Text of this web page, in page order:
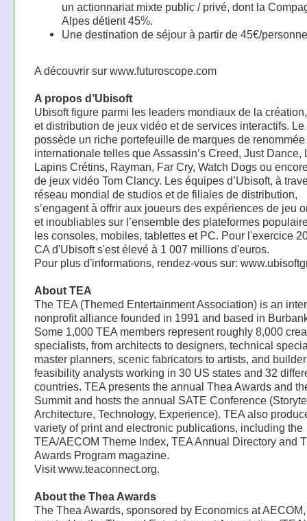
un actionnariat mixte public / privé, dont la
Alpes détient 45%.
Une destination de séjour à partir de 45€/
A découvrir sur www.futuroscope.com
A propos d’Ubisoft
Ubisoft figure parmi les leaders mondiaux de la
et distribution de jeux vidéo et de services interactifs.
possède un riche portefeuille de marques de renommée
internationale telles que Assassin’s Creed, Just Dance,
Lapins Crétins, Rayman, Far Cry, Watch Dogs ou
de jeux vidéo Tom Clancy. Les équipes d’Ubisoft, à
réseau mondial de studios et de filiales de distribution,
s’engagent à offrir aux joueurs des expériences de jeu
et inoubliables sur l’ensemble des plateformes
les consoles, mobiles, tablettes et PC. Pour l'exercice
CA d'Ubisoft s'est élevé à 1 007 millions d'euros.
Pour plus d'informations, rendez-vous sur:
About TEA
The TEA (Themed Entertainment Association) is an
nonprofit alliance founded in 1991 and based in
Some 1,000 TEA members represent roughly 8,000
specialists, from architects to designers, technical
master planners, scenic fabricators to artists, and
feasibility analysts working in 30 US states and 32
countries. TEA presents the annual Thea Awards and
Summit and hosts the annual SATE Conference
Architecture, Technology, Experience). TEA also
variety of print and electronic publications, including the
TEA/AECOM Theme Index, TEA Annual Directory and
Awards Program magazine.
Visit www.teaconnect.org.
About the Thea Awards
The Thea Awards, sponsored by Economics at